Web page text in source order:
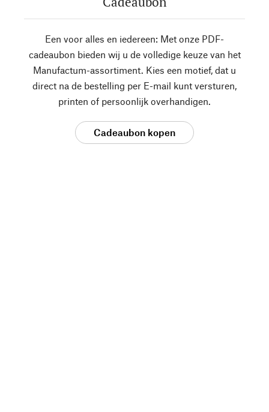
Een voor alles en iedereen: Met onze PDF-
cadeaubon bieden wij u de volledige keuze van het
Manufactum-assortiment. Kies een motief, dat u
direct na de bestelling per E-mail kunt versturen,
printen of persoonlijk overhandigen.
Cadeaubon kopen